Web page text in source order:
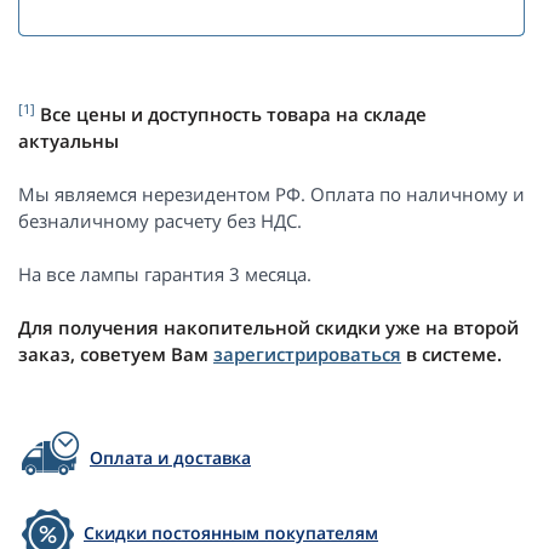
[1] Все цены и доступность товара на складе
актуальны
Мы являемся нерезидентом РФ. Оплата по наличному и
безналичному расчету без НДС.
На все лампы гарантия 3 месяца.
Для получения накопительной скидки уже на второй
заказ, советуем Вам зарегистрироваться в системе.
Оплата и доставка
Скидки постоянным покупателям